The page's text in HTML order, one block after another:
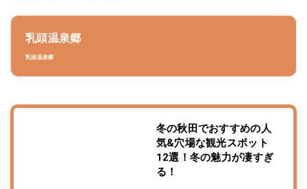
乳頭温泉郷
乳頭温泉郷
冬の秋田でおすすめの人
気&穴場な観光スポット
12選！冬の魅力が凄すぎ
る！